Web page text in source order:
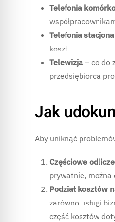
Telefonia
Telefonia
koszt.
Telewizja – co do
przedsiębiorca
Jak
Aby uniknąć
Częściowe
prywatnie, można
Podział kosztów
zarówno usługi
część kosztów